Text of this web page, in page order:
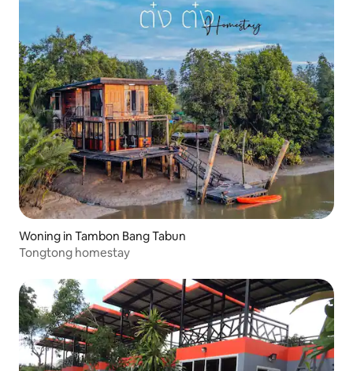
Woning in Tambon Bang Tabun
Tongtong homestay